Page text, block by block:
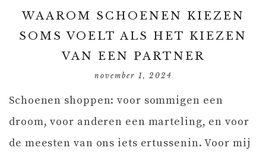
WAAROM SCHOENEN KIEZEN
SOMS VOELT ALS HET KIEZEN
VAN EEN PARTNER
november 1, 2024
Schoenen shoppen: voor sommigen een
droom, voor anderen een marteling, en voor
de meesten van ons iets ertussenin. Voor mij